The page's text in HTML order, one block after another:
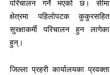
परिचालन गर्ने भएको छ। सीमा
क्षेत्रमा पहिलोपटक कुकुरसहित
सुरक्षाकर्मी परिचालन हुन लागेका
हुन्।
जिल्ला प्रहरी कार्यालयका प्रवक्ता